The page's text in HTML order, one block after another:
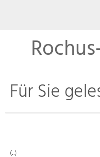
Für Sie
(..)